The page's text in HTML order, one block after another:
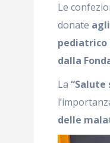
Le
donate
pediatrico
dalla
La “Salute
delle